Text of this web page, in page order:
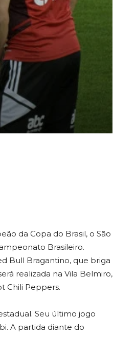
da Copa do Brasil, o São
Brasileiro.
Bull Bragantino, que briga
realizada na Vila Belmiro,
Chili Peppers.
Seu último jogo
A partida diante do